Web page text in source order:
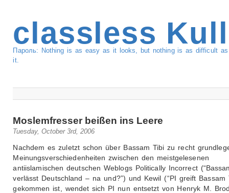
classless
Пароль: Nothing is as easy as it looks, but nothing is as difficult
it.
Moslemfresser beißen ins Leere
Tuesday, October 3rd, 2006
Nachdem es zuletzt schon über Bassam Tibi zu recht
Meinungsverschiedenheiten zwischen den meistgelesenen
antiislamischen deutschen Weblogs Politically Incorrect
verlässt Deutschland – na und?”) und Kewil (“PI greift Bassam
gekommen ist, wendet sich PI nun entsetzt von Henryk M.